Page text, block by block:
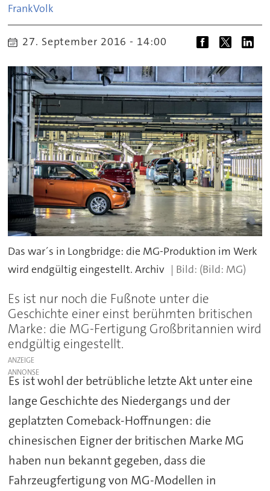
FrankVolk
27. September 2016 - 14:00
Das war´s in Longbridge: die MG-Produktion im Werk
wird endgültig eingestellt. Archiv
(Bild: MG)
Es ist nur noch die Fußnote unter die
Geschichte einer einst berühmten britischen
Marke: die MG-Fertigung Großbritannien wird
endgültig eingestellt.
ANZEIGE
Es ist wohl der betrübliche letzte Akt unter eine
lange Geschichte des Niedergangs und der
geplatzten Comeback-Hoffnungen: die
chinesischen Eigner der britischen Marke MG
haben nun bekannt gegeben, dass die
Fahrzeugfertigung von MG-Modellen in